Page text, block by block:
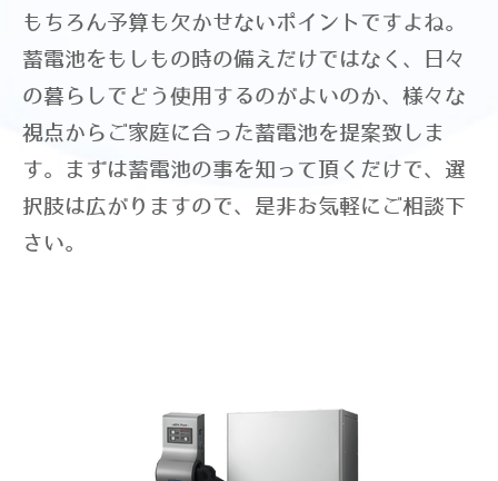
​もちろん予算も欠かせないポイントですよね。
蓄電池をもしもの時の備えだけではなく、日々
の暮らしでどう使用するのがよいのか、様々な
視点からご家庭に合った蓄電池を提案致しま
す。まずは蓄電池の事を知って頂くだけで、選
択肢は広がりますので、是非お気軽にご相談下
さい。